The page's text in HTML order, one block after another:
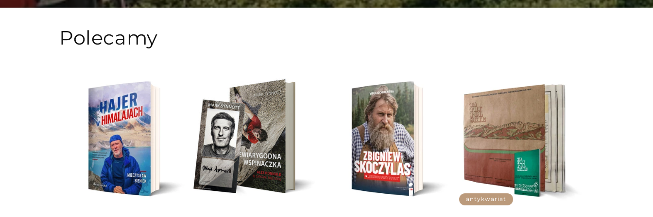
Polecamy
antykwariat